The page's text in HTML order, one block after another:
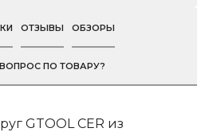
ОТЗЫВЫ ОБЗОРЫ
ПО ТОВАРУ?
GTOOL CER из